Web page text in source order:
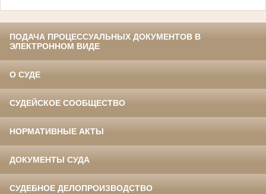
ПОДАЧА ПРОЦЕССУАЛЬНЫХ ДОКУМЕНТОВ В
ЭЛЕКТРОННОМ ВИДЕ
О СУДЕ
СУДЕЙСКОЕ СООБЩЕСТВО
НОРМАТИВНЫЕ АКТЫ
ДОКУМЕНТЫ СУДА
СУДЕБНОЕ ДЕЛОПРОИЗВОДСТВО